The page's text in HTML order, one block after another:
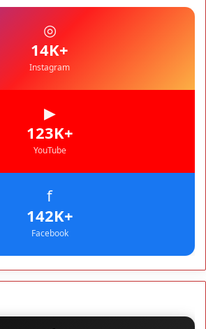
مجتمع
◎
+14K
Instagram
▶
+123K
YouTube
f
+142K
Facebook